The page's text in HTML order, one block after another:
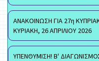
ΑΝΑΚΟΙΝΩΣΗ ΓΙΑ 27η
ΚΥΡΙΑΚΗ, 26 ΑΠΡΙΛΙΟΥ 2026
ΥΠΕΝΘΥΜΙΣΗ! Β'